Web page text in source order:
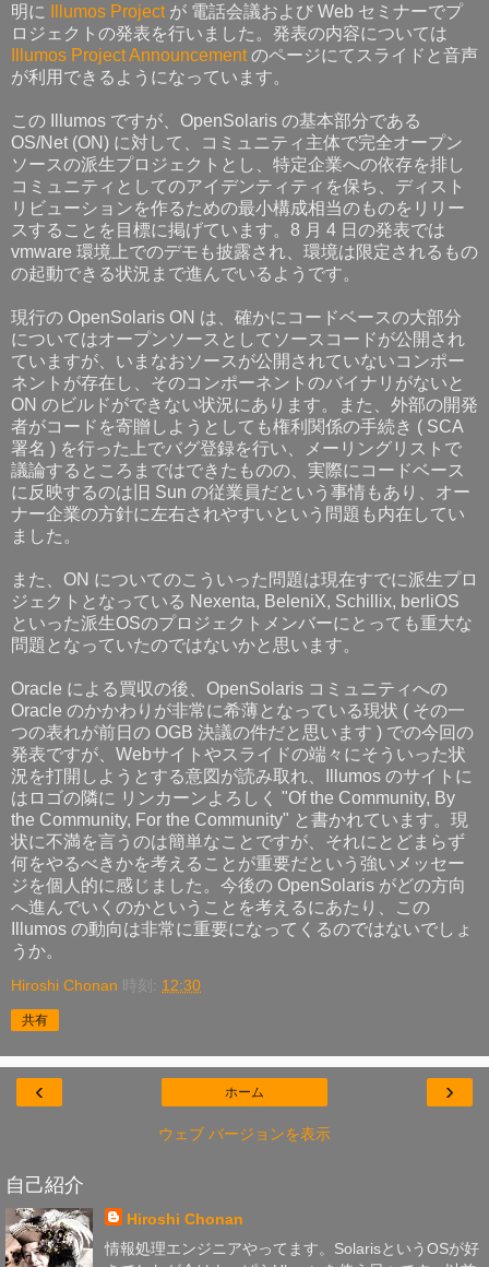
明に
Illumos Projectが 電話会議および Web セミナーでプ
ロジェクトの発表を行いました。発表の内容については
Illumos Project Announcementのページにてスライドと音声
が利用できるようになっています。
この Illumos ですが、OpenSolaris の基本部分である
OS/Net (ON) に対して、コミュニティ主体で完全オープン
ソースの派生プロジェクトとし、特定企業への依存を排し
コミュニティとしてのアイデンティティを保ち、ディスト
リビューションを作るための最小構成相当のものをリリー
スすることを目標に掲げています。8 月 4 日の発表では
vmware 環境上でのデモも披露され、環境は限定されるもの
の起動できる状況まで進んでいるようです。
現行の OpenSolaris ON は、確かにコードベースの大部分
についてはオープンソースとしてソースコードが公開され
ていますが、いまなおソースが公開されていないコンポー
ネントが存在し、そのコンポーネントのバイナリがないと
ON のビルドができない状況にあります。また、外部の開発
者がコードを寄贈しようとしても権利関係の手続き ( SCA
署名 ) を行った上でバグ登録を行い、メーリングリストで
議論するところまではできたものの、実際にコードベース
に反映するのは旧 Sun の従業員だという事情もあり、オー
ナー企業の方針に左右されやすいという問題も内在してい
ました。
また、ON についてのこういった問題は現在すでに派生プロ
ジェクトとなっている Nexenta, BeleniX, Schillix, berliOS
といった派生OSのプロジェクトメンバーにとっても重大な
問題となっていたのではないかと思います。
Oracle による買収の後、OpenSolaris コミュニティへの
Oracle のかかわりが非常に希薄となっている現状 ( その一
つの表れが前日の OGB 決議の件だと思います ) での今回の
発表ですが、Webサイトやスライドの端々にそういった状
況を打開しようとする意図が読み取れ、Illumos のサイトに
はロゴの隣に リンカーンよろしく "Of the Community, By
the Community, For the Community" と書かれています。現
状に不満を言うのは簡単なことですが、それにとどまらず
何をやるべきかを考えることが重要だという強いメッセー
ジを個人的に感じました。今後の OpenSolaris がどの方向
へ進んでいくのかということを考えるにあたり、この
Illumos の動向は非常に重要になってくるのではないでしょ
うか。
Hiroshi Chonan 時刻: 12:30
共有
‹ ›
ホーム
ウェブ バージョンを表示
自己紹介
Hiroshi Chonan
情報処理エンジニアやってます。SolarisというOSが好